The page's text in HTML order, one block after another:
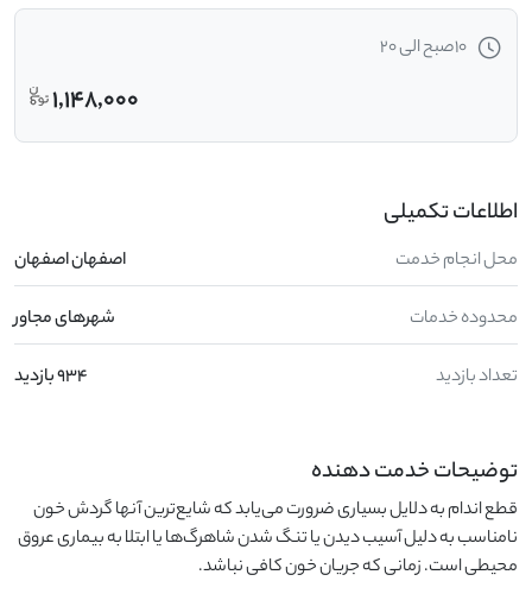
10صبح الی 20
1,148,000
اطلاعات تکمیلی
محل انجام خدمت اصفهان اصفهان
محدوده خدمات شهرهای مجاور
تعداد بازدید 934 بازدید
توضیحات خدمت دهنده
قطع اندام به دلایل بسیاری ضرورت می‌یابد که شایع‌ترین آنها گردش خون
نامناسب به دلیل آسیب دیدن یا تنگ شدن شاهرگ‌ها یا ابتلا به بیماری عروق
محیطی است. زمانی که جریان خون کافی نباشد.